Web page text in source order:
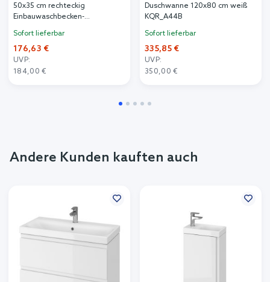
50x35 cm rechteckig
Einbauwaschbecken-
matte CQR_AU5U
Sofort lieferbar
176,63 €
UVP:
184,00 €
Duschwanne 120x80 cm weiß
KQR_A44B
Sofort lieferbar
335,85 €
UVP:
350,00 €
Andere Kunden kauften auch